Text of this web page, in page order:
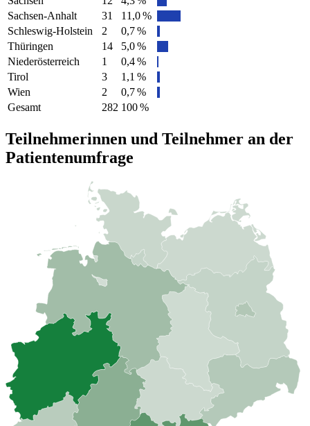
Sachsen-Anhalt
31
11,0 %
Schleswig-Holstein
2
0,7 %
Thüringen
14
5,0 %
Niederösterreich
1
0,4 %
Tirol
3
1,1 %
Wien
2
0,7 %
Gesamt
282 100 %
Teilnehmerinnen und Teilnehmer an der
Patientenumfrage